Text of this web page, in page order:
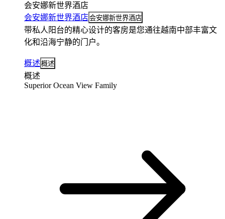
会安娜新世界酒店
会安娜新世界酒店会安娜新世界酒店
带私人阳台的精心设计的客房是您通往越南中部丰富文
化和沿海宁静的门户。
概述 概述
概述
Superior Ocean View Family